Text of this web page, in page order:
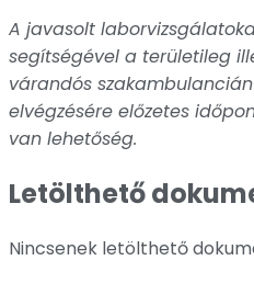
A javasolt
segítségével a területileg
várandós
elvégzésére előzetes
van lehetőség.
Letölthető
Nincsenek letölthető